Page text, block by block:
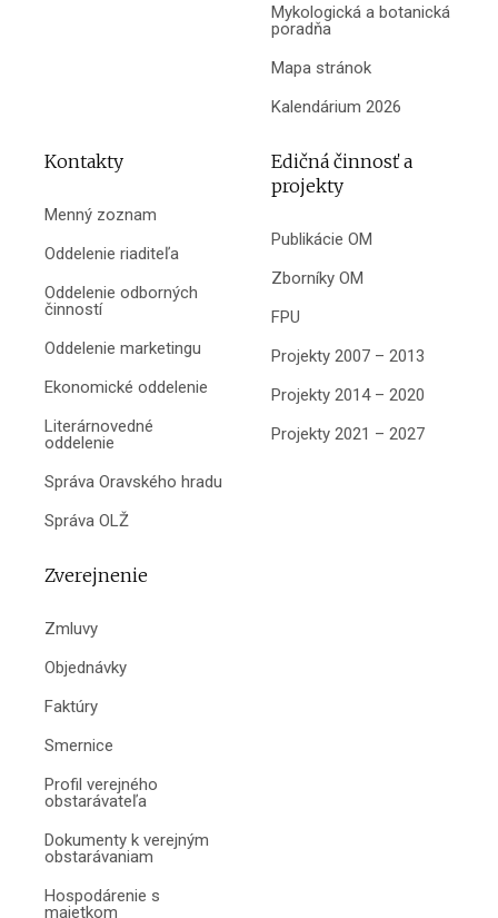
Mykologická a botanická
poradňa
Mapa stránok
Kalendárium 2026
Kontakty
Menný zoznam
Oddelenie riaditeľa
Oddelenie odborných
činností
Oddelenie marketingu
Ekonomické oddelenie
Literárnovedné
oddelenie
Správa Oravského hradu
Správa OLŽ
Edičná činnosť a
projekty
Publikácie OM
Zborníky OM
FPU
Projekty 2007 – 2013
Projekty 2014 – 2020
Projekty 2021 – 2027
Zverejnenie
Zmluvy
Objednávky
Faktúry
Smernice
Profil verejného
obstarávateľa
Dokumenty k verejným
obstarávaniam
Hospodárenie s
majetkom